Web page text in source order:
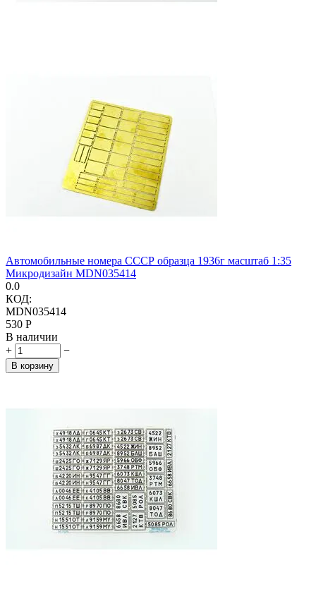
Автомобильные номера СССР образца 1936г масштаб 1:35
Микродизайн MDN035414
0.0
КОД:
MDN035414
‍530‍ Р
В наличии
+
−
В корзину